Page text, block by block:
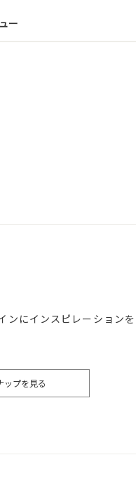
ー
にインスピレーション
ップを見る